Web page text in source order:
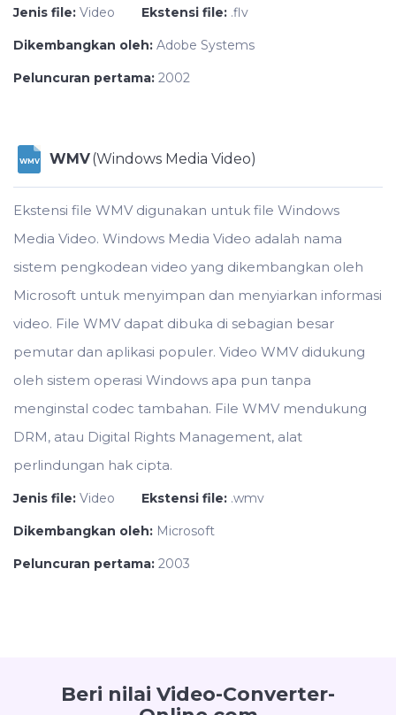
Jenis file: Video Ekstensi file: .flv
Dikembangkan oleh: Adobe Systems
Peluncuran pertama: 2002
WMV WMV(Windows Media Video)
Ekstensi file WMV digunakan untuk file Windows
Media Video. Windows Media Video adalah nama
sistem pengkodean video yang dikembangkan oleh
Microsoft untuk menyimpan dan menyiarkan informasi
video. File WMV dapat dibuka di sebagian besar
pemutar dan aplikasi populer. Video WMV didukung
oleh sistem operasi Windows apa pun tanpa
menginstal codec tambahan. File WMV mendukung
DRM, atau Digital Rights Management, alat
perlindungan hak cipta.
Jenis file: Video Ekstensi file: .wmv
Dikembangkan oleh: Microsoft
Peluncuran pertama: 2003
Beri nilai Video-Converter-